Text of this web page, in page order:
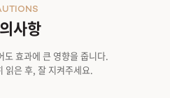
사항
도 효과에 큰 영향을 줍니다.
읽은 후, 잘 지켜주세요.